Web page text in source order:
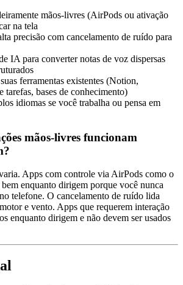
mãos-livres (AirPods ou ativação
na tela
precisão com cancelamento de ruído para
IA para converter notas de voz dispersas
ferramentas existentes (Notion,
tarefas, bases de conhecimento)
idiomas se você trabalha ou pensa em
mãos-livres funcionam
Apps com controle via AirPods como o
enquanto dirigem porque você nunca
telefone. O cancelamento de ruído lida
e vento. Apps que requerem interação
enquanto dirigem e não devem ser usados